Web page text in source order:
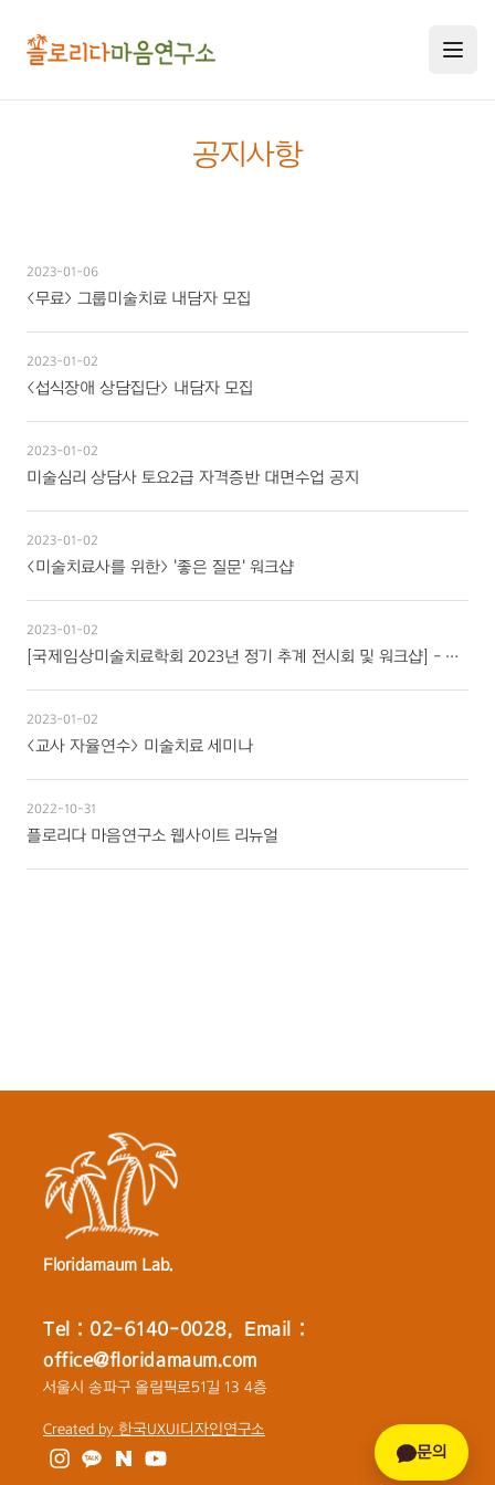
오시는 길
미술심리치료 안내
미술심리치료 프로그램
미술심리상담사 교육과정
자격증 교육 과정
자격증 보유현황
미술치료 교육연수
문의/의뢰하기
공지사항
2023-01-06
<무료> 그룹미술치료 내담자 모집
2023-01-02
<섭식장애 상담집단> 내담자 모집
2023-01-02
미술심리 상담사 토요2급 자격증반 대면수업 공지
2023-01-02
<미술치료사를 위한> '좋은 질문' 워크샵
2023-01-02
[국제임상미술치료학회 2023년 정기 추계 전시회 및 워크샵] - 용기 Courage
2023-01-02
<교사 자율연수> 미술치료 세미나
2022-10-31
플로리다 마음연구소 웹사이트 리뉴얼
Floridamaum Lab.
Tel : 02-6140-0028, Email :
office@floridamaum.com
서울시 송파구 올림픽로51길 13 4층
Created by 한국UXUI디자인연구소
문의